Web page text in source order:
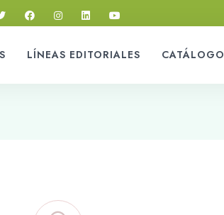
LÍNEAS EDITORIALES CATÁLOGO